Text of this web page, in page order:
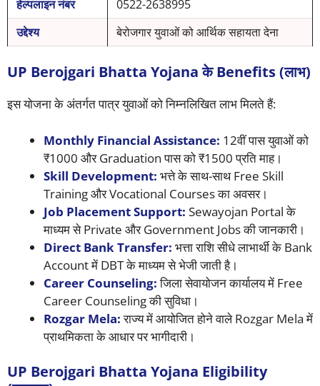
हेल्पलाइन नंबर
0522-2638995
उद्देश्य
बेरोजगार युवाओं को आर्थिक सहायता देना
UP Berojgari Bhatta Yojana के Benefits (लाभ)
इस योजना के अंतर्गत पात्र युवाओं को निम्नलिखित लाभ मिलते हैं:
Monthly Financial Assistance: 12वीं पास युवाओं को
₹1000 और Graduation पास को ₹1500 प्रति माह।
Skill Development: भत्ते के साथ-साथ Free Skill
Training और Vocational Courses का अवसर।
Job Placement Support: Sewayojan Portal के
माध्यम से Private और Government Jobs की जानकारी।
Direct Bank Transfer: भत्ता राशि सीधे लाभार्थी के Bank
Account में DBT के माध्यम से भेजी जाती है।
Career Counseling:जिला सेवायोजन कार्यालय में Free
Career Counseling की सुविधा।
Rozgar Mela:राज्य में आयोजित होने वाले Rozgar Mela में
प्राथमिकता के आधार पर भागीदारी।
UP Berojgari Bhatta Yojana Eligibility